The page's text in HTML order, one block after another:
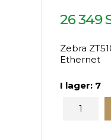
26 349
Zebra
Ethernet
I lager: 7